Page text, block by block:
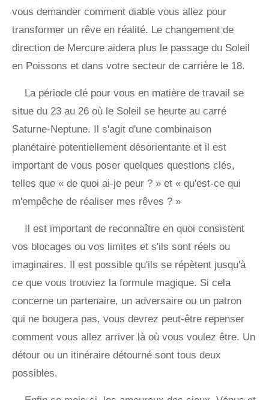
vous demander comment diable vous allez pour
transformer un rêve en réalité. Le changement de
direction de Mercure aidera plus le passage du Soleil
en Poissons et dans votre secteur de carrière le 18.
La période clé pour vous en matière de travail se
situe du 23 au 26 où le Soleil se heurte au carré
Saturne-Neptune. Il s'agit d'une combinaison
planétaire potentiellement désorientante et il est
important de vous poser quelques questions clés,
telles que « de quoi ai-je peur ? » et « qu'est-ce qui
m'empêche de réaliser mes rêves ? »
Il est important de reconnaître en quoi consistent
vos blocages ou vos limites et s'ils sont réels ou
imaginaires. Il est possible qu'ils se répètent jusqu'à
ce que vous trouviez la formule magique. Si cela
concerne un partenaire, un adversaire ou un patron
qui ne bougera pas, vous devrez peut-être repenser
comment vous allez arriver là où vous voulez être. Un
détour ou un itinéraire détourné sont tous deux
possibles.